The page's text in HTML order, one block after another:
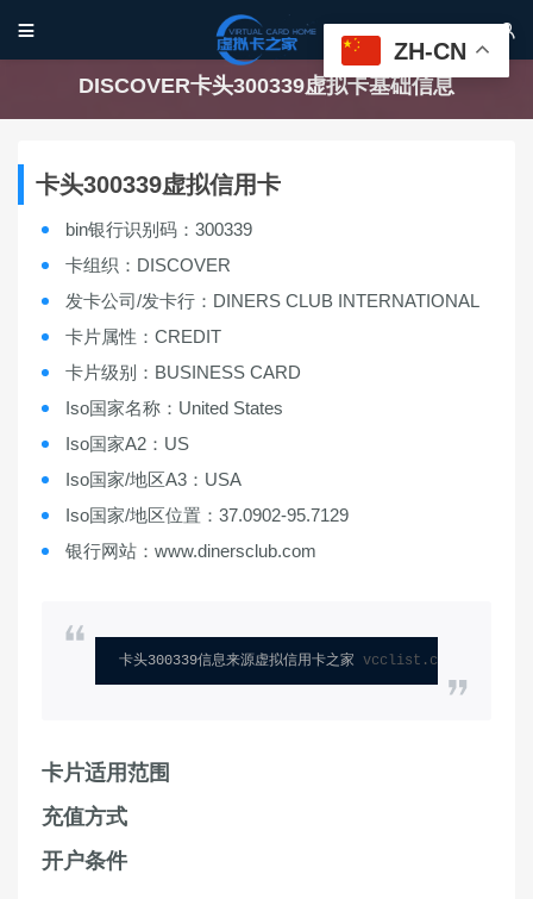
 
DISCOVER卡头300339虚拟卡基础信息
卡头300339虚拟信用卡
bin银行识别码：300339
卡组织：DISCOVER
发卡公司/发卡行：DINERS CLUB INTERNATIONAL
卡片属性：CREDIT
卡片级别：BUSINESS CARD
Iso国家名称：United States
Iso国家A2：US
Iso国家/地区A3：USA
Iso国家/地区位置：37.0902-95.7129
银行网站：www.dinersclub.com
卡头300339信息来源虚拟信用卡之家 vcclist.com
卡片适用范围
充值方式
开户条件
ZH-CN